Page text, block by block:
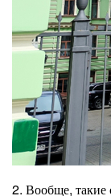
2. Вообще, такие